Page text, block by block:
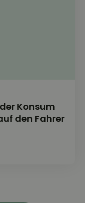
Konsum
den Fahrer